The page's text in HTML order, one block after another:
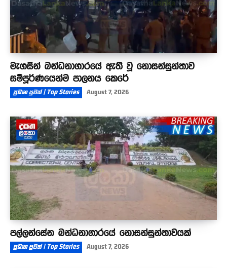
මැගසින් බන්ධනාගාරයේ ඇති වූ නොසන්සුන්තාව
සම්පූර්ණයෙන්ම පාලනය කෙරේ
ප්‍රධාන පුවත් | Top Stories August 7, 2026
පල්ලන්සේන බන්ධනාගාරයේ නොසන්සුන්තාවයක්
ප්‍රධාන පුවත් | Top Stories August 7, 2026